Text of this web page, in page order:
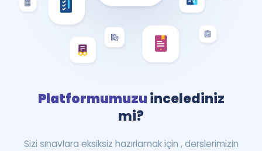
Platformumuzuincelediniz
mi?
Sizi sınavlara eksiksiz hazırlamak için , derslerimizin